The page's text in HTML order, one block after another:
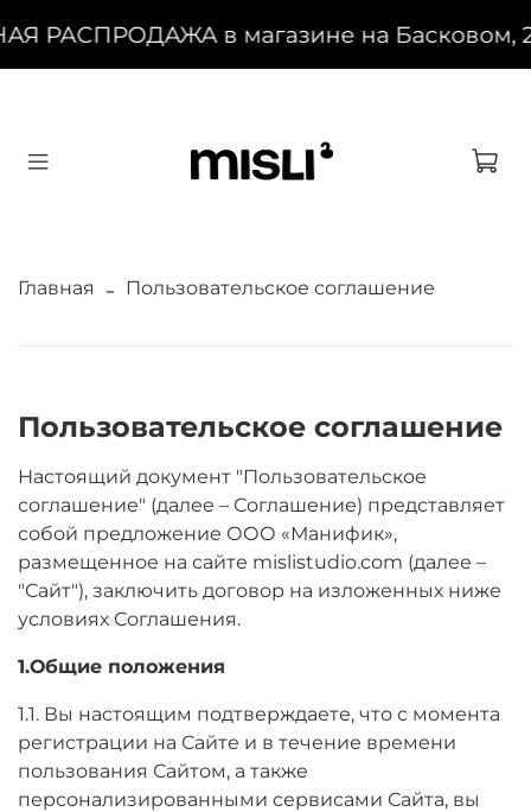
в магазине на Басковом, 25
Главная Пользовательское соглашение
Пользовательское соглашение
Настоящий документ "Пользовательское
соглашение" (далее – Соглашение) представляет
собой предложение ООО «Манифик»,
размещенное на сайте mislistudio.com (далее –
"Сайт"), заключить договор на изложенных ниже
условиях Соглашения.
1.Общие положения
1.1. Вы настоящим подтверждаете, что с момента
регистрации на Сайте и в течение времени
пользования Сайтом, а также
персонализированными сервисами Сайта, вы